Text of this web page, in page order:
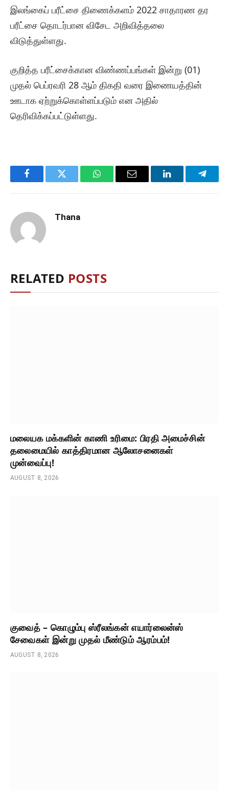
இலங்கைப் பரீட்சை திணைக்களம் 2022 சாதாரண தர
பரீட்சை தொடர்பான விசேட அறிவித்தலை
விடுத்துள்ளது.
குறித்த பரீட்சைக்கான விண்ணப்பங்கள் இன்று (01)
முதல் பெப்ரவரி 28 ஆம் திகதி வரை இணையத்தின்
ஊடாக ஏற்றுக்கொள்ளப்படும் என அதில்
தெரிவிக்கப்பட்டுள்ளது.
FacebookTwitter WhatsAppEmail LinkedIn
Thana
RELATED POSTS
மலையக மக்களின் காணி உரிமை: பிரதி அமைச்சின்
தலைமையில் காத்திரமான ஆலோசனைகள்
முன்வைப்பு!
AUGUST 8, 2026
குவைத் – கொழும்பு ஸ்ரீலங்கன் எயார்லைன்ஸ்
சேவைகள் இன்று முதல் மீண்டும் ஆரம்பம்!
AUGUST 8, 2026